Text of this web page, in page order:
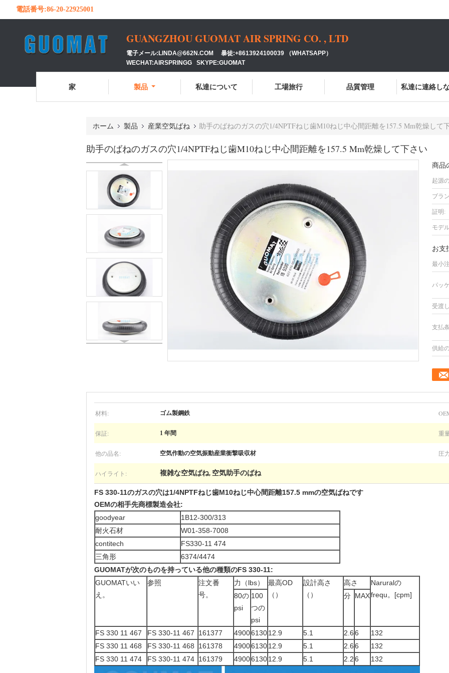
電話番号:86-20-22925001
GUANGZHOU GUOMAT AIR SPRING CO. , LTD
電子メール:LINDA@662N.COM 暴徒:+8613924100039 （WHATSAPP）
WECHAT:AIRSPRINGG SKYPE:GUOMAT
家 製品 私達について 工場旅行 品質管理 私達に連絡し
ホーム 製品 産業空気ばね 助手のばねのガスの穴1/4NPTFねじ歯M10ねじ中心間距離を157.5 Mm乾燥して
助手のばねのガスの穴1/4NPTFねじ歯M10ねじ中心間距離を157.5 Mm乾燥して下さい
商品
起源
ブラ
証明:
モデ
お支
最小
パッ
受渡
支払
供給
材料: ゴム製鋼鉄
保証: 1 年間 重
他の品名: 空気作動の空気振動産業衝撃吸収材 圧
ハイライト: 複雑な空気ばね, 空気助手のばね
FS 330-11のガスの穴は1/4NPTFねじ歯M10ねじ中心間距離157.5 mmの空気ばねです
OEMの相手先商標製造会社:
goodyear
1B12-300/313
耐火石材
W01-358-7008
contitech
FS330-11 474
三角形
6374/4474
GUOMATが次のものを持っている他の種類のFS 330-11:
GUOMATいい
え。
参照
注文番
号。
力（lbs）
最高OD
（）
設計高さ
（）
高さ
Naruralの
frequ。[cpm]
80の
psi
100
つの
psi
分 MAX
FS 330 11 467 FS 330-11 467 161377 4900613012.9 5.1 2.66
132
FS 330 11 468
FS 330-11 468 161378 4900613012.9 5.1 2.66
132
FS 330 11 474
FS 330-11 474 161379 4900613012.9 5.1 2.26 132